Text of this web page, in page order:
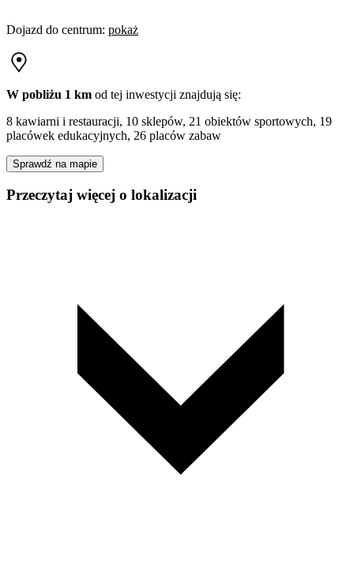
Dojazd do centrum: pokaż
W pobliżu 1 km od tej inwestycji znajdują się:
8 kawiarni i restauracji, 10 sklepów, 21 obiektów sportowych, 19
placówek edukacyjnych, 26 placów zabaw
Sprawdź na mapie
Przeczytaj więcej o lokalizacji